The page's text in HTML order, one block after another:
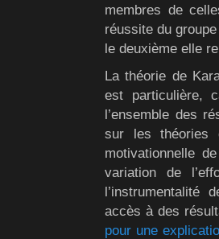
membres de
réussite du
le deuxième elle
La théorie de
est particulière,
l’ensemble des
sur les théories
motivationnelle
variation de
l’instrumentalité
accès à des
pour une